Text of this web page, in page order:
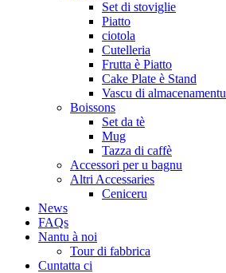
Set di stoviglie
Piatto
ciotola
Cutelleria
Frutta è Piatto
Cake Plate è Stand
Vascu di almacenamentu
Boissons
Set da tè
Mug
Tazza di caffè
Accessori per u bagnu
Altri Accessaries
Ceniceru
News
FAQs
Nantu à noi
Tour di fabbrica
Cuntatta ci